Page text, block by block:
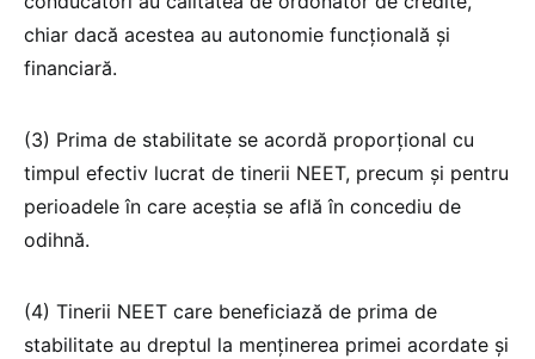
chiar dacă acestea au autonomie funcţională şi
financiară.
(3) Prima de stabilitate se acordă proporţional cu
timpul efectiv lucrat de tinerii NEET, precum şi pentru
perioadele în care aceștia se află în concediu de
odihnă.
(4) Tinerii NEET care beneficiază de prima de
stabilitate au dreptul la menţinerea primei acordate şi